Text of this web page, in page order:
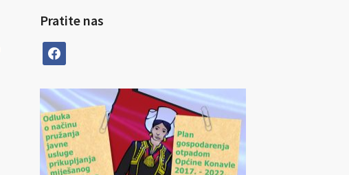
Pratite nas
facebook